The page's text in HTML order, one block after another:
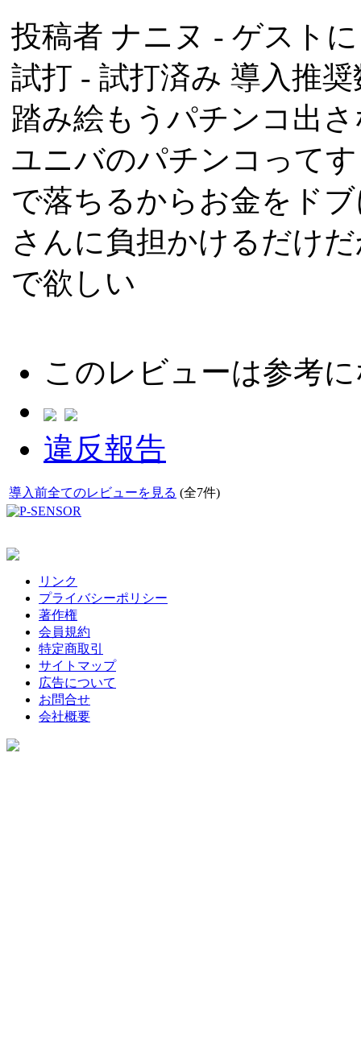
投稿者 ナニヌ - ゲスト
試打 - 試打済み 導入推
踏み絵もうパチンコ出
ユニバのパチンコって
で落ちるからお金をド
さんに負担かけるだけ
で欲しい
このレビューは参考
違反報告
導入前全てのレビューを見る (全7件)
リンク
プライバシーポリシー
著作権
会員規約
特定商取引
サイトマップ
広告について
お問合せ
会社概要